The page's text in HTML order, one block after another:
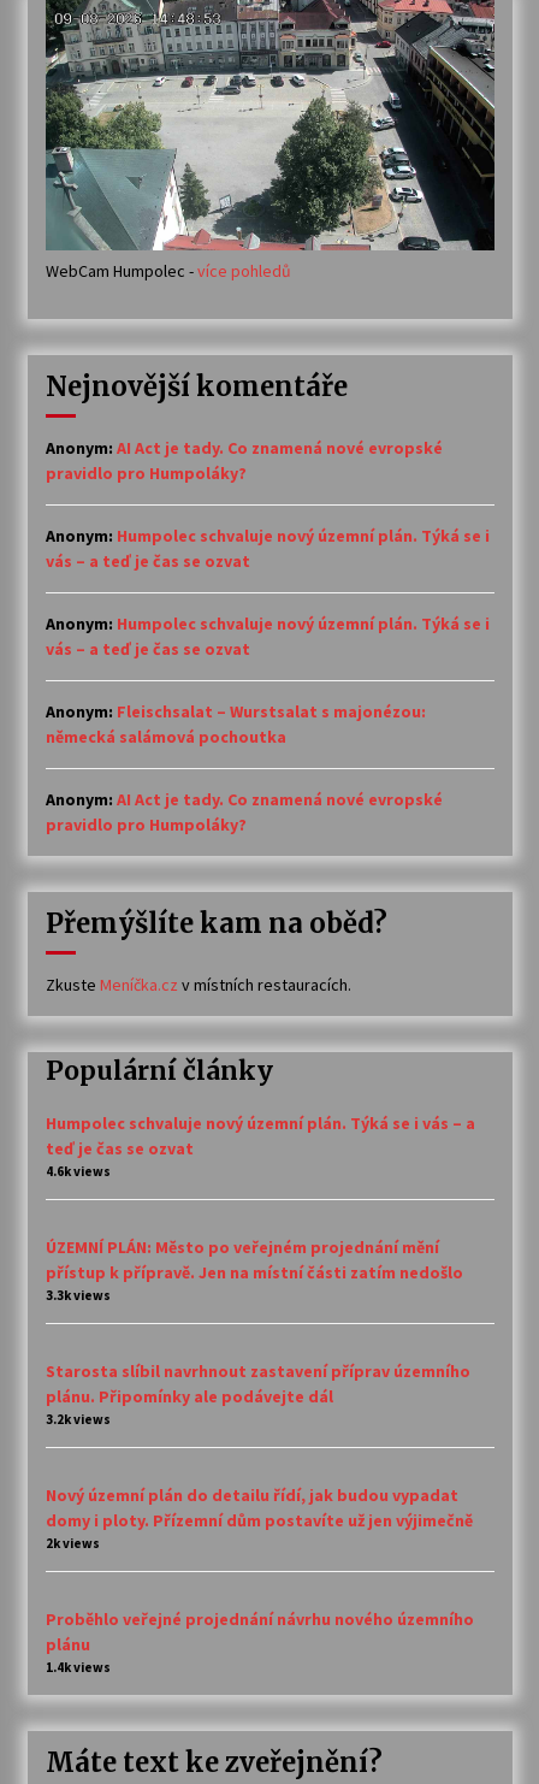
WebCam Humpolec -více pohledů
Nejnovější komentáře
Anonym: AI Act je tady. Co znamená nové evropské
pravidlo pro Humpoláky?
Anonym: Humpolec schvaluje nový územní plán. Týká se i
vás – a teď je čas se ozvat
Anonym: Humpolec schvaluje nový územní plán. Týká se i
vás – a teď je čas se ozvat
Anonym: Fleischsalat – Wurstsalat s majonézou:
německá salámová pochoutka
Anonym: AI Act je tady. Co znamená nové evropské
pravidlo pro Humpoláky?
Přemýšlíte kam na oběd?
Zkuste Meníčka.cz v místních restauracích.
Populární články
Humpolec schvaluje nový územní plán. Týká se i vás – a
teď je čas se ozvat
4.6k views
ÚZEMNÍ PLÁN: Město po veřejném projednání mění
přístup k přípravě. Jen na místní části zatím nedošlo
3.3k views
Starosta slíbil navrhnout zastavení příprav územního
plánu. Připomínky ale podávejte dál
3.2k views
Nový územní plán do detailu řídí, jak budou vypadat
domy i ploty. Přízemní dům postavíte už jen výjimečně
2k views
Proběhlo veřejné projednání návrhu nového územního
plánu
1.4k views
Máte text ke zveřejnění?